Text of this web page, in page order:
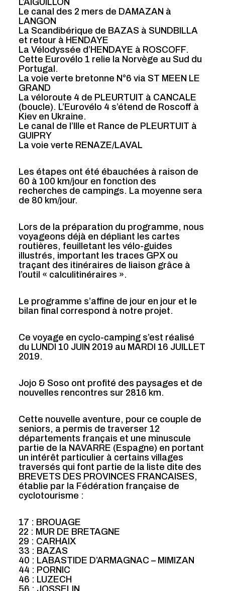
Le canal des 2 mers de DAMAZAN à
LANGON
La Scandibérique de BAZAS à SUNDBILLA
et retour à HENDAYE
La Vélodyssée d’HENDAYE à ROSCOFF.
Cette Eurovélo 1 relie la Norvège au Sud du
Portugal.
La voie verte bretonne N°6 via ST MEEN LE
GRAND
La véloroute 4 de PLEURTUIT à CANCALE
(boucle). L’Eurovélo 4 s’étend de Roscoff à
Kiev en Ukraine.
Le canal de l’Ille et Rance de PLEURTUIT à
GUIPRY
La voie verte RENAZE/LAVAL
Les étapes ont été ébauchées à raison de
60 à 100 km/jour en fonction des
recherches de campings. La moyenne sera
de 80 km/jour.
Lors de la préparation du programme, nous
voyageons déjà en dépliant les cartes
routières, feuilletant les vélo-guides
illustrés, important les traces GPX ou
traçant des itinéraires de liaison grâce à
l’outil « calculitinéraires ».
Le programme s’affine de jour en jour et le
bilan final correspond à notre projet.
Ce voyage en cyclo-camping s’est réalisé
du LUNDI 10 JUIN 2019 au MARDI 16 JUILLET
2019.
Jojo & Soso ont profité des paysages et de
nouvelles rencontres sur 2816 km.
Cette nouvelle aventure, pour ce couple de
seniors, a permis de traverser 12
départements français et une minuscule
partie de la NAVARRE (Espagne) en portant
un intérêt particulier à certains villages
traversés qui font partie de la liste dite des
BREVETS DES PROVINCES FRANCAISES,
établie par la Fédération française de
cyclotourisme :
17 : BROUAGE
22 : MUR DE BRETAGNE
29 : CARHAIX
33 : BAZAS
40 : LABASTIDE D’ARMAGNAC – MIMIZAN
44 : PORNIC
46 : LUZECH
56 : JOSSELIN